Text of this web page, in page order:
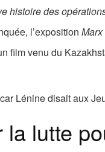
histoire des
l’exposition
film venu du
Lénine disait aux
lutte